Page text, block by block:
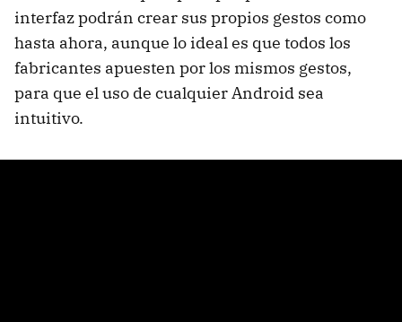
interfaz podrán crear sus propios gestos como
hasta ahora, aunque lo ideal es que todos los
fabricantes apuesten por los mismos gestos,
para que el uso de cualquier Android sea
intuitivo.